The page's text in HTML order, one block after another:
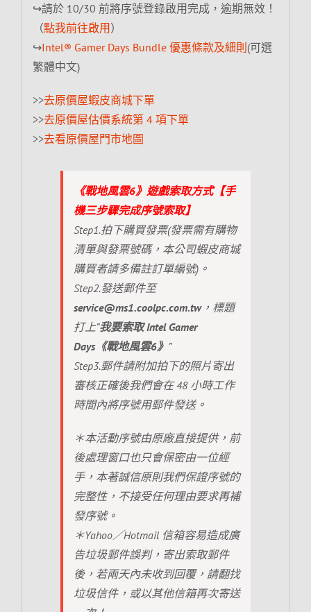
↪請於 10/30 前將序號登錄啟用完成，逾期無效！
（點我前往啟用）
↪Intel® Gamer Days Bundle 優惠條款及細則(可選
繁體中文)
>>去原價屋蝦皮商城下單
>>去原價屋估價系統第 4 項下單
>>去看原價屋門市地圖
《戰地風雲6》遊戲索取方式【手
機三步驟完成序號索取】
Step1.拍下購買發票(發票需有購物
清單與發票號碼，本公司蝦皮商城
購買者請多備註訂單編號)。
Step2.發送郵件至
service@ms1.coolpc.com.tw，標題
打上”我要索取 Intel Gamer
Days《戰地風雲6》 ”
Step3.郵件請附加拍下的照片寄出
審核正確後我們會在 48 小時工作
時間內將序號用郵件發送。
＊本活動序號由原廠直接提供，前
後處理窗口也只會保密由一位經
手，本著誠信原則我們保證序號的
完整性，不接受任何理由要求再補
發序號。
＊Yahoo／Hotmail 信箱容易造成廣
告垃圾郵件誤判，寄出索取郵件
後，若兩天內未收到回覆，請翻找
垃圾信件，或以其他信箱再次寄送